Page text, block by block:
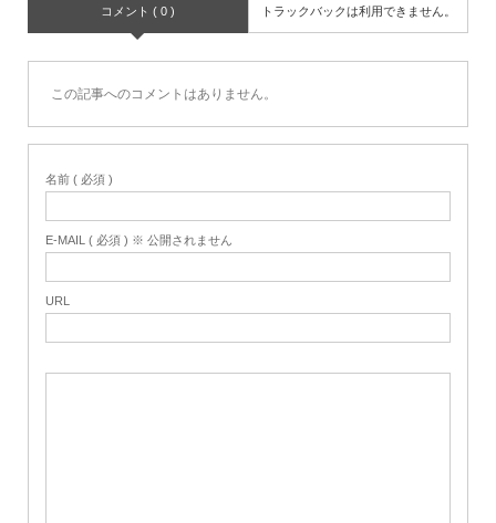
コメント ( 0 ) トラックバックは利用できません。
この記事へのコメントはありません。
名前 ( 必須 )
E-MAIL ( 必須 ) ※ 公開されません
URL